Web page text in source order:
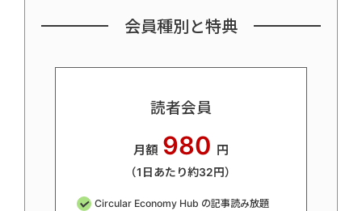
会員種別と特典
読者会員
月額 980 円
（1日あたり約32円）
Circular Economy Hub の記事読み放題